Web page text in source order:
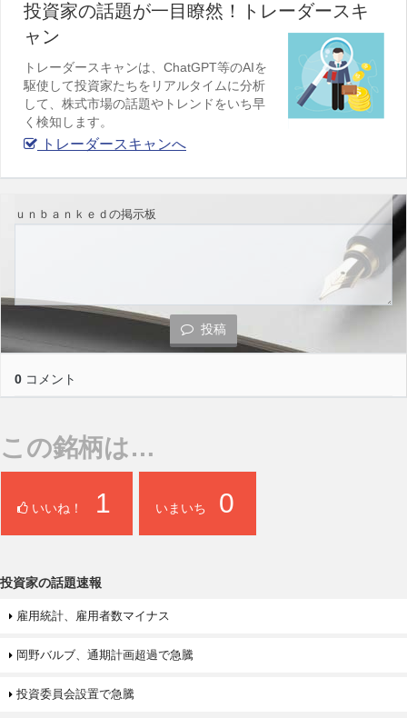
投資家の話題が一目瞭然！トレーダースキ
ャン
トレーダースキャンは、ChatGPT等のAIを
駆使して投資家たちをリアルタイムに分析
して、株式市場の話題やトレンドをいち早
く検知します。
トレーダースキャンへ
ｕｎｂａｎｋｅｄの掲示板
投稿
0 コメント
この銘柄は…
いいね！ 1 いまいち 0
投資家の話題速報
雇用統計、雇用者数マイナス
岡野バルブ、通期計画超過で急騰
投資委員会設置で急騰